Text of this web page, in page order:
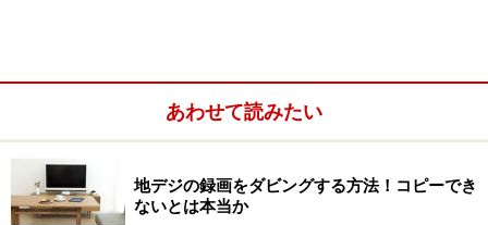
あわせて読みたい
地デジの録画をダビングする方法！コピーでき
ないとは本当か